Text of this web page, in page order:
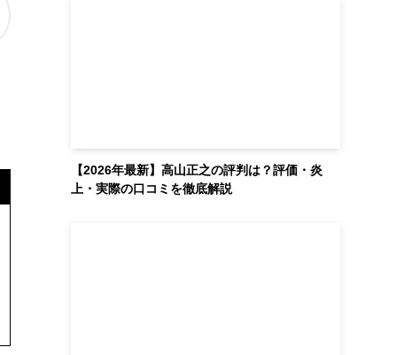
【2026年最新】高山正之の評判は？評価・炎
上・実際の口コミを徹底解説